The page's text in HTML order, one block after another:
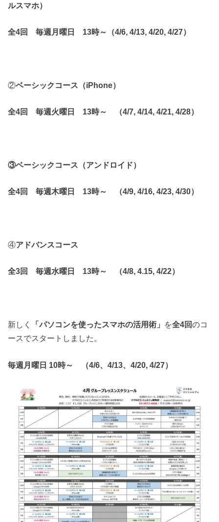
ルスマホ）
全4回 毎週月曜日 13時～（4/6, 4/13, 4/20, 4/27）
②ベーシックコース（iPhone）
全4回 毎週火曜日 13時～ （4/7, 4/14, 4/21, 4/28）
③ベーシックコース（アンドロイド）
全4回 毎週木曜日 13時～ （4/9, 4/16, 4/23, 4/30）
④アドバンスコース
全3回 毎週水曜日 13時～ （4/8, 4.15, 4/22）
新しく 「パソコンを使ったスマホの活用術」 を全4回のコ
ースでスタートしました。
毎週月曜日 10時～ （4/6、4/13、4/20, 4/27）